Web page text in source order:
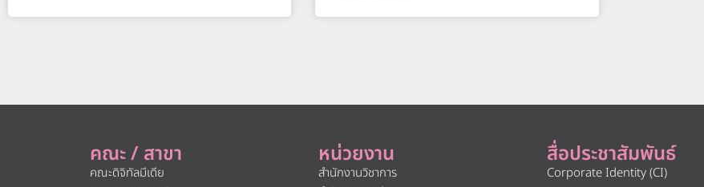
คณะ / สาขา
คณะดิจิทัลมีเดีย
หน่วยงาน
สำนักงานวิชาการ
สื่อประชาสัมพันธ์
Corporate Identity (CI)